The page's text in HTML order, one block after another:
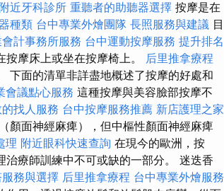
近牙科診所 重聽者的助聽器選擇 按摩是在
種類 台中專業外燴團隊 長照服務與建議 目
計事務所服務 台中運動按摩服務 提升排名
按摩床上或坐在按摩椅上。 后里推拿療程
下面的清單非詳盡地概述了按摩的好處和
會議點心服務 這種按摩與美容臉部按摩不
找人服務 台中按摩服務推薦 新店護理之家
顏面神經麻痺），但中樞性顏面神經麻痺
理 附近眼科快速查詢 在現今的歐洲，按
療師訓練中不可或缺的一部分。 迷迭香
務與選擇 后里推拿療程 台中專業外燴服務